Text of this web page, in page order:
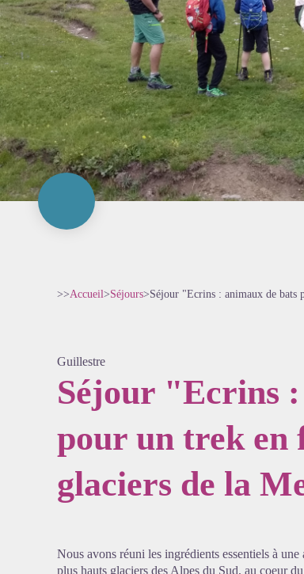
>>Accueil>Séjours>Séjour "Ecrins : animaux de bats
Guillestre
Séjour "Ecrins
pour un trek en
glaciers de la
Nous avons réuni les ingrédients essentiels à
plus hauts glaciers des Alpes du Sud, au coeur